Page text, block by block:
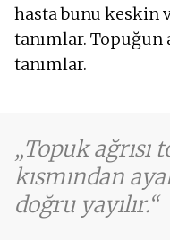
hasta bunu keskin
tanımlar. Topuğun
tanımlar.
Topuk ağrısı
kısmından
doğru yayılır.